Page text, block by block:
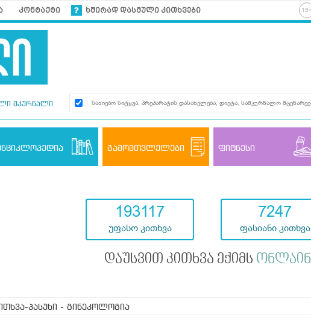
კონტაქტი ხშირად დასმული კითხვები
მკურნალი
გამომთვლელები ფიტნესი
193117
უფასო კითხვა
7247
ფასიანი კითხვა
დაუსვით კითხვა ექიმს ონლაინ
პასუხი - გინეკოლოგია